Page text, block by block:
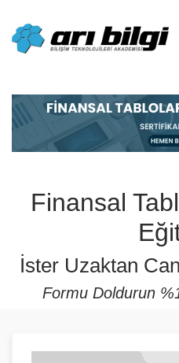
content
Finansal
İster Uzaktan
Formu Doldurun